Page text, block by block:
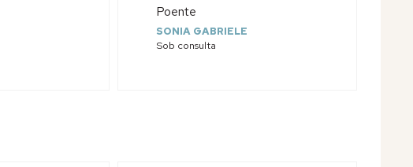
Poente
SONIA GABRIELE
Sob consulta